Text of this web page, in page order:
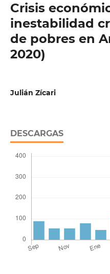
Crisis
inestabilidad
de pobres en
2020)
Julián Zícari
DESCARGAS